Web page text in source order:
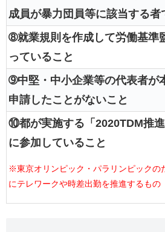
成員が暴力団員等に該当する者
➇就業規則を作成して労働基準
っていること
➈中堅・中小企業等の代表者が
申請したことがないこと
⑩都が実施する「2020TDM推
に参加していること
※東京オリンピック・パラリンピックの
にテレワークや時差出勤を推進するもの